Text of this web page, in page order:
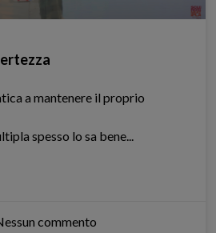
a mantenere il proprio
spesso lo sa bene.​..
commento